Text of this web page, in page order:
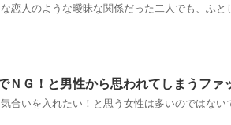
恋人のような曖昧な関係だった二人でも、ふと
ＮＧ！と男性から思われてしまうファ
合いを入れたい！と思う女性は多いのではない